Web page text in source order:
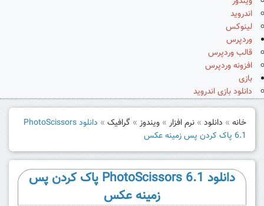
اندروید
لینوکس
وردپرس
قالب وردپرس
افزونه وردپرس
بازی
دانلود بازی اندروید
خانه » دانلود » نرم افزار » ویندوز » گرافیک »
دانلود PhotoScissors
6.1 پاک کردن پس زمینه عکس
دانلود PhotoScissors 6.1 پاک کردن پس
زمینه عکس